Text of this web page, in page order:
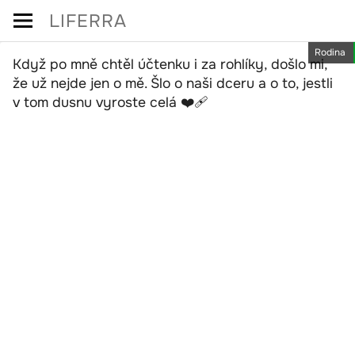
Skip
content
LIFERRA
Rodina
Když po mně chtěl účtenku i za rohlíky, došlo mi,
že už nejde jen o mě. Šlo o naši dceru a o to, jestli
v tom dusnu vyroste celá ❤️‍🩹